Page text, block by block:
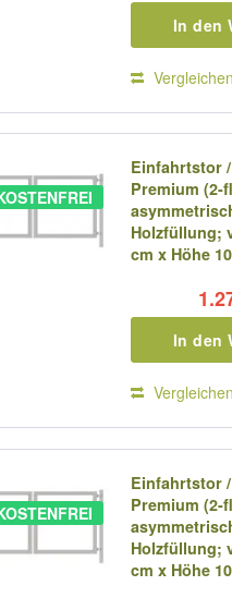
In den
Vergleichen
Einfahrtstor
Premium (2-
Holzfüllung;
cm x Höhe
In den
Vergleichen
Einfahrtstor
Premium (2-
Holzfüllung;
cm x Höhe